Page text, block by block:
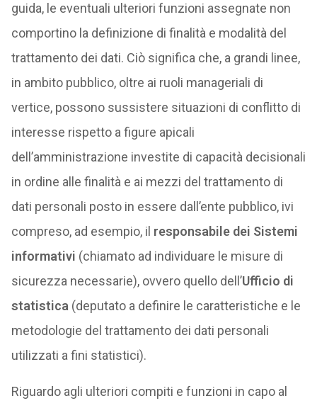
guida, le eventuali ulteriori funzioni assegnate non
comportino la definizione di finalità e modalità del
trattamento dei dati. Ciò significa che, a grandi linee,
in ambito pubblico, oltre ai ruoli manageriali di
vertice, possono sussistere situazioni di conflitto di
interesse rispetto a figure apicali
dell’amministrazione investite di capacità decisionali
in ordine alle finalità e ai mezzi del trattamento di
dati personali posto in essere dall’ente pubblico, ivi
compreso, ad esempio, il responsabile dei Sistemi
informativi (chiamato ad individuare le misure di
sicurezza necessarie), ovvero quello dell’Ufficio di
statistica (deputato a definire le caratteristiche e le
metodologie del trattamento dei dati personali
utilizzati a fini statistici).
Riguardo agli ulteriori compiti e funzioni in capo al